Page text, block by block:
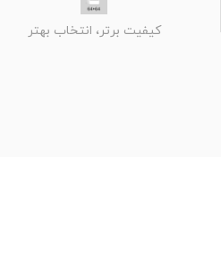
کیفیت برتر، انتخاب بهتر